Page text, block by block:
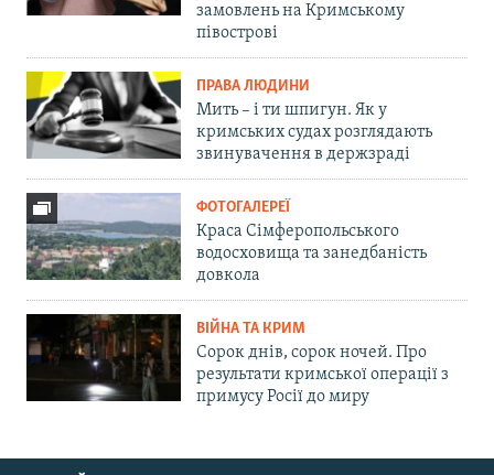
замовлень на Кримському
півострові
ПРАВА ЛЮДИНИ
Мить – і ти шпигун. Як у
кримських судах розглядають
звинувачення в держзраді
ФОТОГАЛЕРЕЇ
Краса Сімферопольського
водосховища та занедбаність
довкола
ВІЙНА ТА КРИМ
Сорок днів, сорок ночей. Про
результати кримської операції з
примусу Росії до миру